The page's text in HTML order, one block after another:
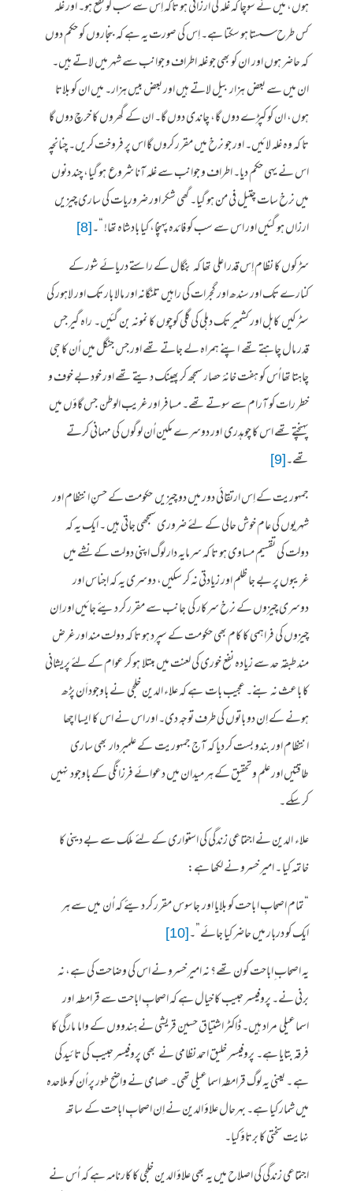
ہوں، میں نے سوچا کہ غلہ کی ارزانی ہو تاکہ اِس سے سب کو نفع ہو۔ اور غلہ
کس طرح سستا ہو سکتا ہے۔ اِس کی صورت یہ ہے کہ بنجاروں کو حکم دوں
کہ حاضر ہوں اور ان کو بھی جو غلہ اطراف و جوانب سے شہر میں لاتے ہیں۔
ان میں سے بعض ہزار بیل لاتے ہیں اور بعض بیس ہزار۔ میں ان کو بلاتا
ہوں، ان کو کپڑے دوں گا، چاندی دوں گا۔ ان کے گھروں کا خرچ دوں گا
تا کہ وہ غلہ لائیں۔ اور جو نرخ میں مقرر کروں گا اس پر فروخت کریں۔ چنانچہ
اس نے یہی حکم دیا۔ اطراف و جوانب سے غلہ آنا شروع ہو گیا، چند دنوں
میں نرخ سات چتیل فی من ہو گیا۔ گھی شکر اور ضروریات کی ساری چیزیں
ارزاں ہو گئیں اور اس سے سب کو فائدہ پہنچا، کیا بادشاہ تھا! “۔[8]
سڑکوں کا نظام اِس قدر اعلی تھا کہ بنگال کے راستے دریائے شور کے
کنارے تک اور سندھ اور گجرات کی راہیں تلنگانہ اور مالا بار تک اور لاہور کی
سٹرکیں کابل اور کشمیر تک دہلی کی گلی کوچوں کا نمونہ بن گئیں۔ راہ گیر جس
قدر مال چاہتے تھے اپنے ہمراہ لے جاتے تھے اور جس جنگل میں اُن کا جی
چاہتا تھا اُس کو ہفت خانۂ حصار سمجھ کر پھینک دیتے تھے اور خود بے خوف و
خطر رات کو آرام سے سوتے تھے۔ مسافر اور غریب الوطن جس گاؤں میں
پہنچتے تھے اس کا چوہدری اور دوسرے مکین اُن لوگوں کی مہمانی کرتے
تھے۔[9]
جمہوریت کے اِس ارتقائی دور میں دو چیزیں حکومت کے حسنِ انتظام اور
شہریوں کی عام خوش حالی کے لئے ضروری سمجھی جاتی ہیں ۔ ایک یہ کہ
دولت کی تقسیم مساوی ہو تا کہ سرمایہ دار لوگ اپنی دولت کے نشے میں
غریبوں پر بے جا ظلم اور زیادتی نہ کر سکیں، دوسری یہ کہ اجناس اور
دوسری چیزوں کے نرخ سرکار کی جانب سے مقرر کر دیئے جائیں اور اِن
چیزوں کی فراہمی کا کام بھی حکومت کے سپرد ہو تا کہ دولت مند اور غرض
مند طبقہ حد سے زیادہ نفع خوری کی لعنت میں مبتلا ہو کر عوام کے لئے پریشانی
کا باعث نہ بنے۔ عجیب بات ہے کہ علاء الدین خلجی نے باوجود اَن پڑھ
ہونے کے اِن دو باتوں کی طرف توجہ دی۔ اور اس نے اس کا ایسا اچھا
انتظام اور بندو بست کر دیا کہ آج جمہوریت کے علمبردار بھی ساری
طاقتیں اور علم و تحقیق کے ہر میدان میں دعوائے فرزانگی کے باوجود نہیں
کر سکے۔
علاء الدین نے اجتماعی زندگی کی استواری کے لئے ملک سے بے دینی کا
خاتمہ کیا ۔ امیر خسرو نے لکھا ہے:
“تمام اصحابِ ا باحت کو بلایا اور جاسوس مقرر کر دیئے کہ اُن میں سے ہر
ایک کو دربار میں حاضر کیا جائے”۔[10]
یہ اصحاب ِاباحت کون تھے؟ نہ امیر خسرو نے اس کی وضاحت کی ہے، نہ
برنی نے۔ پروفیسر حبیب کا خیال ہے کہ اصحابِ اباحت سے قرامطہ اور
اسماعیلی مراد ہیں۔ ڈاکٹر اشتیاق حسین قریشی نے ہندووں کے واما مارگی کا
فرقہ بتایا ہے۔ پروفیسر خلیق احمد نظامی نے بھی پروفیسر حبیب کی تائید کی
ہے ۔ یعنی یہ لوگ قرامطہ اسماعیلی تھی۔ عصامی نے واضح طور پر اُن کو ملاحدہ
میں شمار کیا ہے۔ بہرحال علاؤ الدین نے اِن اصحابِ اباحت کے ساتھ
نہایت سختی کا برتاؤ کیا۔
اجتماعی زندگی کی اصلاح میں یہ بھی علاؤ الدین خلجی کا کارنامہ ہے کہ اُس نے